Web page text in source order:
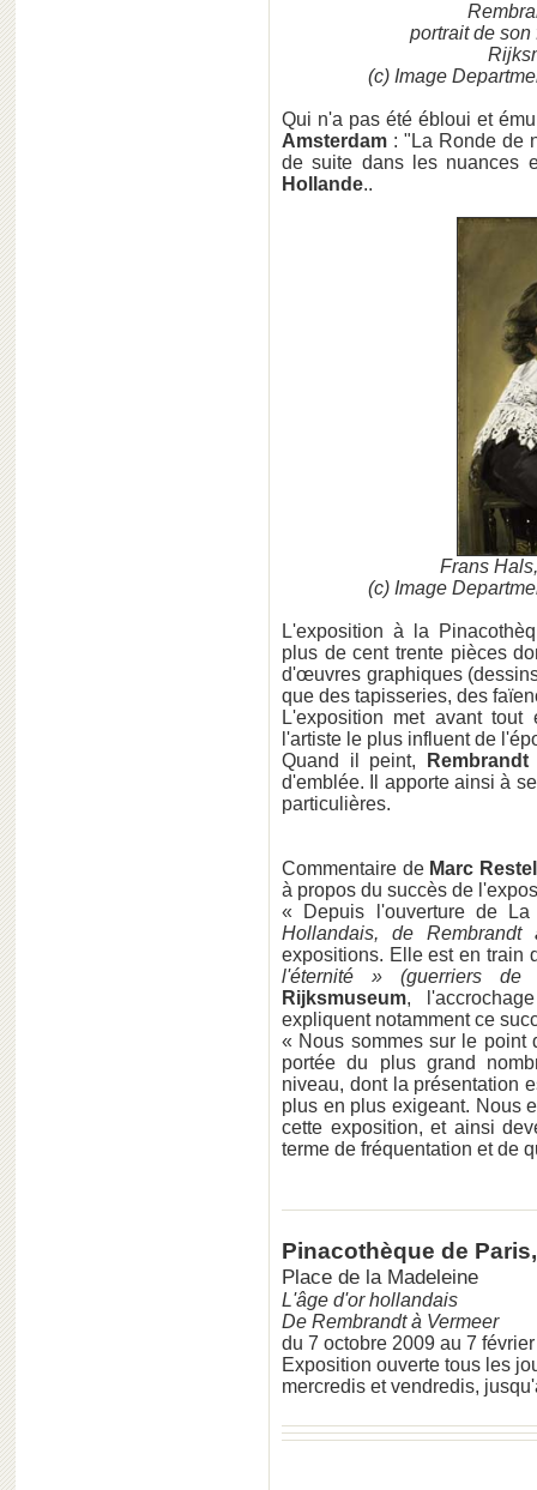
portrait de
(c) Image
Qui n'a pas été ébloui et
Amsterdam : "La Ronde de
de suite dans les nuances
Hollande..
Frans
(c) Image
L'exposition à la
plus de cent trente pièces
d'œuvres graphiques
que des tapisseries, des
L'exposition met avant
l'artiste le plus influent de
Quand il peint,
Rembrandt
d'emblée. Il apporte ainsi à
particulières.
Commentaire de Marc
à propos du succès de
« Depuis l'ouverture de
Hollandais, de Rembrandt
expositions. Elle est en train
l'éternité » (guerriers de
Rijksmuseum,
expliquent notamment ce
« Nous sommes sur le point
portée du plus grand
niveau, dont la présentation
plus en plus exigeant. Nous
cette exposition, et ainsi
terme de fréquentation et de
Pinacothèque de Paris,
Place de la Madeleine
L'âge d'or hollandais
De Rembrandt à Vermeer
du 7 octobre 2009 au 7
Exposition ouverte tous les
mercredis et vendredis,